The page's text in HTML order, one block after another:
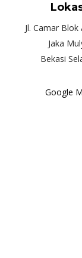
Jl. Camar Blok
Jaka
Bekasi
Google